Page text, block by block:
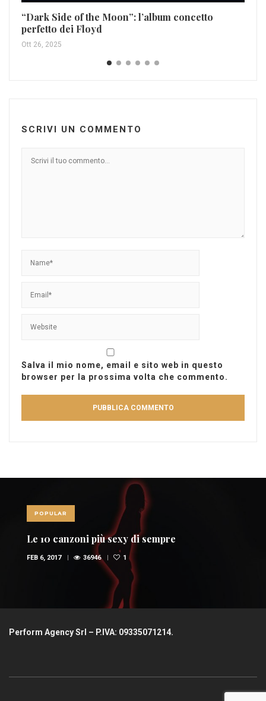
“Dark Side of the Moon”: l’album concetto
perfetto dei Floyd
Ott 26, 2025
SCRIVI UN COMMENTO
Salva il mio nome, email e sito web in questo
browser per la prossima volta che commento.
POPULAR
Le 10 canzoni più sexy di sempre
FEB 6, 2017 36946 1
Perform Agency Srl – P.IVA: 09335071214.